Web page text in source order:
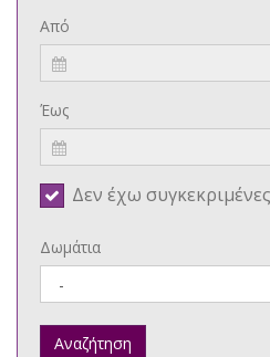
Από
Έως
Δεν έχω
Δωμάτια
Αναζήτηση